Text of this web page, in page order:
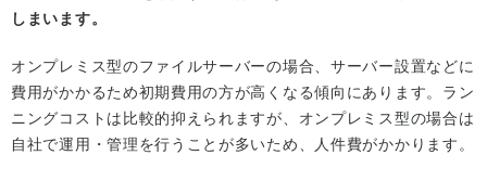
しまいます。
オンプレミス型のファイルサーバーの場合、サーバー設置などに
費用がかかるため初期費用の方が高くなる傾向にあります。ラン
ニングコストは比較的抑えられますが、オンプレミス型の場合は
自社で運用・管理を行うことが多いため、人件費がかかります。